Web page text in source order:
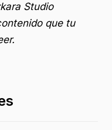
Studio
que tu